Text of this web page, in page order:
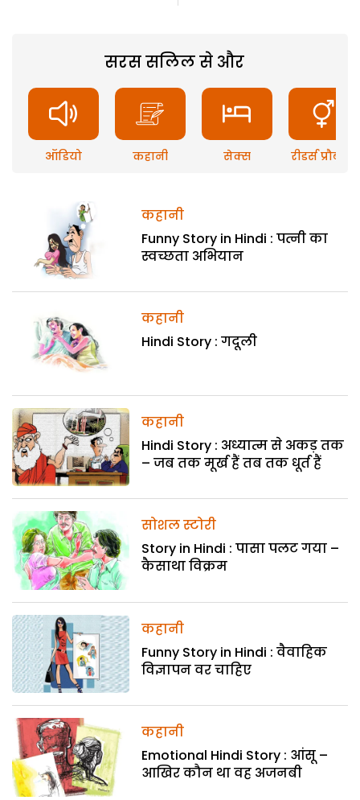
सरस सलिल से और
ऑडियो कहानी सेक्स रीडर्स प्रौब्लम
कहानी
Funny Story in Hindi : पत्नी का
स्वच्छता अभियान
कहानी
Hindi Story : गदूली
कहानी
Hindi Story : अध्यात्म से अकड़ तक
– जब तक मूर्ख हैं तब तक धूर्त हैं
सोशल स्टोरी
Story in Hindi : पासा पलट गया –
कैसाथा विक्रम
कहानी
Funny Story in Hindi : वैवाहिक
विज्ञापन वर चाहिए
कहानी
Emotional Hindi Story : आंसू –
आखिर कौन था वह अजनबी